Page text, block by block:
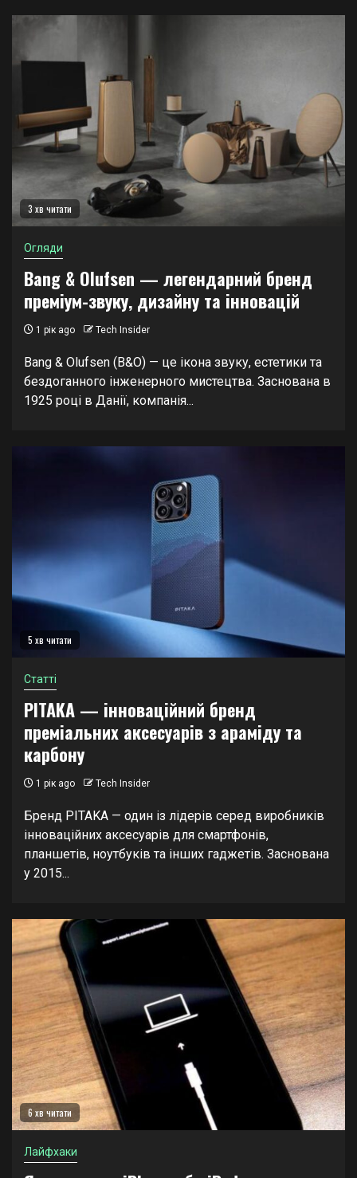
3 хв читати
Огляди
Bang & Olufsen — легендарний бренд
преміум-звуку, дизайну та інновацій
1 рік ago Tech Insider
Bang & Olufsen (B&O) — це ікона звуку, естетики та
бездоганного інженерного мистецтва. Заснована в
1925 році в Данії, компанія...
5 хв читати
Статті
PITAKA — інноваційний бренд
преміальних аксесуарів з араміду та
карбону
1 рік ago Tech Insider
Бренд PITAKA — один із лідерів серед виробників
інноваційних аксесуарів для смартфонів,
планшетів, ноутбуків та інших гаджетів. Заснована
у 2015...
6 хв читати
Лайфхаки